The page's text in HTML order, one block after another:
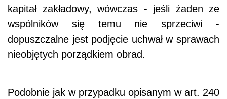
kapitał zakładowy, wówczas - jeśli żaden ze
wspólników się temu nie sprzeciwi -
dopuszczalne jest podjęcie uchwał w sprawach
nieobjętych porządkiem obrad.
Podobnie jak w przypadku opisanym w art. 240